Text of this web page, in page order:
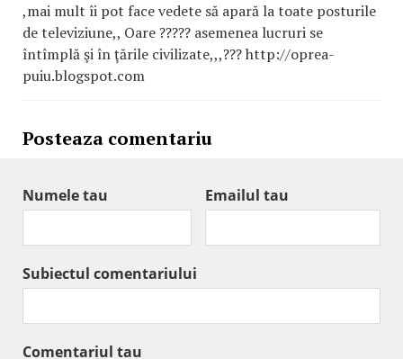
,mai mult îi pot face vedete să apară la toate posturile
de televiziune,, Oare ????? asemenea lucruri se
întîmplă şi în ţările civilizate,,,??? http://oprea-
puiu.blogspot.com
Posteaza comentariu
Numele tau Emailul tau
Subiectul comentariului
Comentariul tau